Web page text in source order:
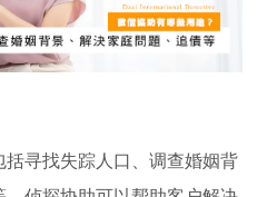
寻找失踪人口、调查婚姻背